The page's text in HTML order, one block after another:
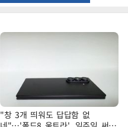
"창 3개 띄워도 답답함 없